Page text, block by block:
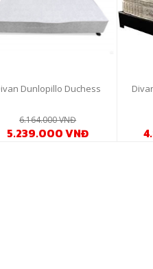
Dunlopillo Duchess
6.164.000 VNĐ
5.239.000 VNĐ